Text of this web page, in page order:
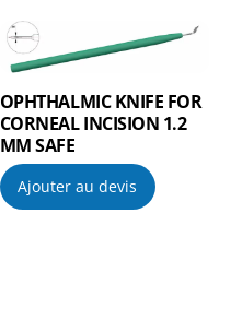
OPHTHALMIC KNIFE FOR
CORNEAL INCISION 1.2
MM SAFE
Ajouter au devis